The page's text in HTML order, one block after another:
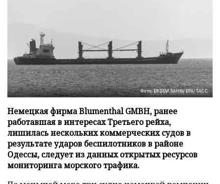
Фото: ERDEM SAHIN/EPA/ТАСС
Немецкая фирма Blumenthal GMBH, ранее
работавшая в интересах Третьего рейха,
лишилась нескольких коммерческих судов в
результате ударов беспилотников в районе
Одессы, следует из данных открытых ресурсов
мониторинга морского трафика.